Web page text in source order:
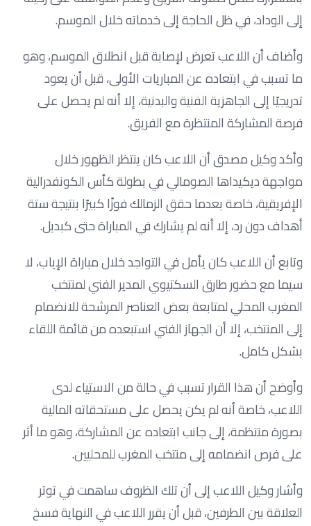
إلى الوداد، في ظل الحاجة إلى خدماته خلال الموسم.
وأضاف أن اللاعب تعرض لإصابة قبل انطلاق الموسم، وهو
ما تسبب في ابتعاده عن المباريات الأولى، قبل أن يعود
تدريجيًا إلى الجاهزية الفنية والبدنية، إلا أنه لم يحصل على
فرصة المشاركة المنتظرة مع الفريق.
وأكد وكيل مصدق أن اللاعب كان ينتظر الظهور خلال
مواجهة ديكيداها الصومالي في بطولة كأس الكونفدرالية
الإفريقية، خاصة بعدما حقق الزمالك فوزًا كبيرًا بنتيجة ستة
أهداف دون رد، إلا أنه لم يشارك في المباراة حتى كبديل.
وتابع أن اللاعب كان يأمل في التواجد خلال مباراة الإياب، لا
سيما مع حضور طارق السكتيوي المدير الفني لمنتخب
المغرب المحلي لمتابعة بعض العناصر المرشحة للانضمام
إلى المنتخب، إلا أن الجهاز الفني استبعده من قائمة اللقاء
بشكل كامل.
وأوضح أن هذا القرار تسبب في حالة من الاستياء لدى
اللاعب، خاصة أنه لم يكن يحصل على مستحقاته المالية
بصورة منتظمة، إلى جانب ابتعاده عن المشاركة، وهو ما أثر
على فرص انضمامه إلى منتخب المغرب للمحليين.
وأشار وكيل اللاعب إلى أن تلك الظروف ساهمت في توتر
العلاقة بين الطرفين، قبل أن يقرر اللاعب في النهاية فسخ